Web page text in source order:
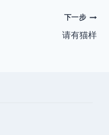
下一步
请有猫样